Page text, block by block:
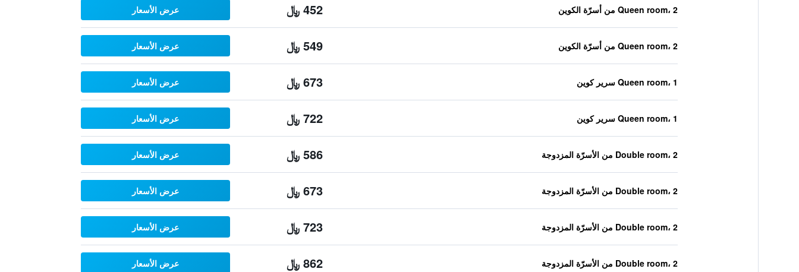
Queen room، 2 من أسرّة الكوين 452 ﷼ عرض الأسعار
Queen room، 2 من أسرّة الكوين 549 ﷼ عرض الأسعار
Queen room، 1 سرير كوين 673 ﷼ عرض الأسعار
Queen room، 1 سرير كوين 722 ﷼ عرض الأسعار
Double room، 2 من الأسرّة المزدوجة 586 ﷼ عرض الأسعار
Double room، 2 من الأسرّة المزدوجة 673 ﷼ عرض الأسعار
Double room، 2 من الأسرّة المزدوجة 723 ﷼ عرض الأسعار
Double room، 2 من الأسرّة المزدوجة 862 ﷼ عرض الأسعار